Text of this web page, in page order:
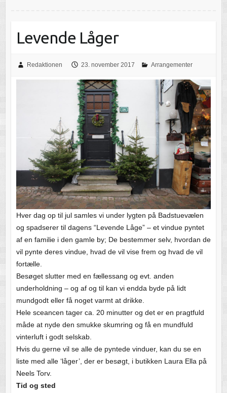
Levende Låger
Redaktionen 23. november 2017 Arrangementer
Hver dag op til jul samles vi under lygten på Badstuevælen
og spadserer til dagens “Levende Låge” – et vindue pyntet
af en familie i den gamle by; De bestemmer selv, hvordan de
vil pynte deres vindue, hvad de vil vise frem og hvad de vil
fortælle.
Besøget slutter med en fællessang og evt. anden
underholdning – og af og til kan vi endda byde på lidt
mundgodt eller få noget varmt at drikke.
Hele sceancen tager ca. 20 minutter og det er en pragtfuld
måde at nyde den smukke skumring og få en mundfuld
vinterluft i godt selskab.
Hvis du gerne vil se alle de pyntede vinduer, kan du se en
liste med alle ‘låger’, der er besøgt, i butikken Laura Ella på
Neels Torv.
Tid og sted